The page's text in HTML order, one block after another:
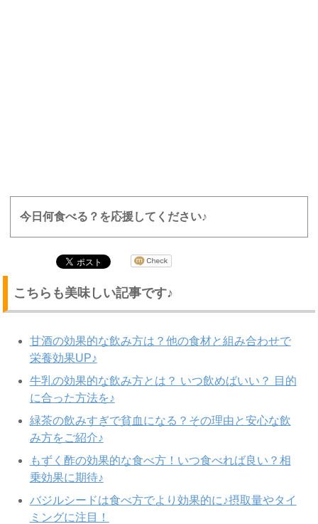
今日何食べる？を応援してください♪
こちらも美味しい記事です♪
甘酒の効果的な飲み方は？他の食材と組み合わせで
栄養効果UP♪
牛乳の効果的な飲み方とは？ いつ飲めばいい？ 目的
に合った方法を♪
緑茶の飲みすぎで貧血になる？その理由と安心な飲
み方をご紹介♪
もずく酢の効果的な食べ方！いつ食べれば良い？相
乗効果に期待♪
バジルシードは食べ方でより効果的に♪摂取量やタイ
ミングに注目！